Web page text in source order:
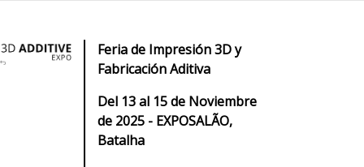
Feria de Impresión 3D y
Fabricación Aditiva
Del 13 al 15 de Noviembre
de 2025 - EXPOSALÃO,
Batalha